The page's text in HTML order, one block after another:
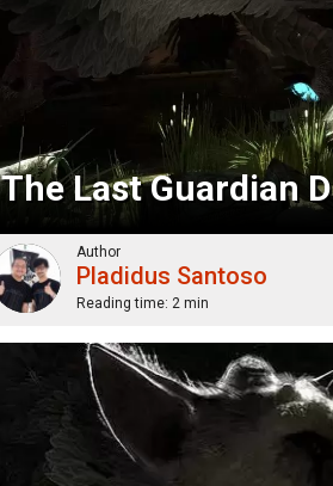
The Last Guardian
Author
Pladidus Santoso
Reading time: 2 min